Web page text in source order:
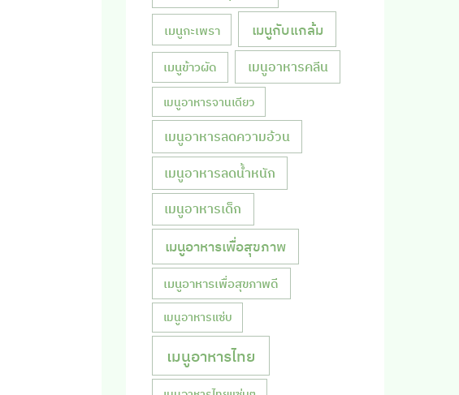
เมนูกะเพรา เมนูกับแกล้ม
เมนูข้าวผัด เมนูอาหารคลีน
เมนูอาหารจานเดียว
เมนูอาหารลดความอ้วน
เมนูอาหารลดน้ำหนัก
เมนูอาหารเด็ก
เมนูอาหารเพื่อสุขภาพ
เมนูอาหารเพื่อสุขภาพดี
เมนูอาหารแซ่บ
เมนูอาหารไทย